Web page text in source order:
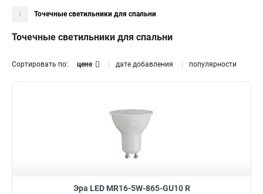
Точечные светильники для спальни
Точечные светильники для спальни
Сортировать по: цене дате добавления популярности
Эра LED MR16-5W-865-GU10 R